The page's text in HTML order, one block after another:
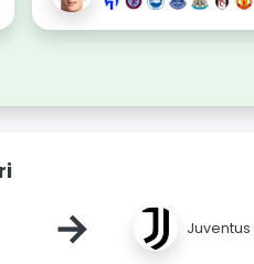
→ Juventus